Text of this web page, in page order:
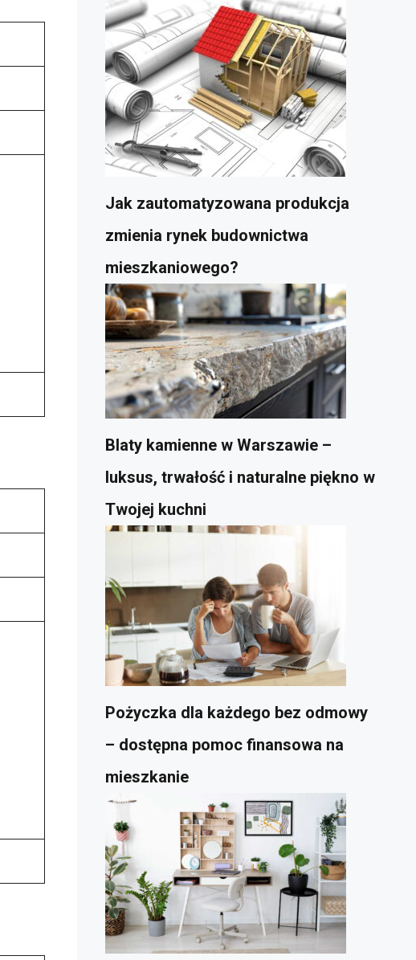
Jak zautomatyzowana produkcja
zmienia rynek budownictwa
mieszkaniowego?
Blaty kamienne w Warszawie –
luksus, trwałość i naturalne piękno w
Twojej kuchni
Pożyczka dla każdego bez odmowy
– dostępna pomoc finansowa na
mieszkanie